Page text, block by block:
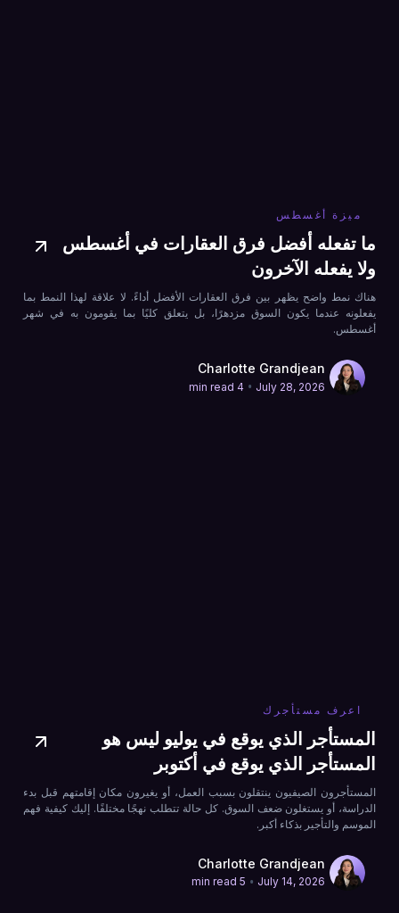
ميزة أغسطس
ما تفعله أفضل فرق العقارات في أغسطس
ولا يفعله الآخرون
هناك نمط واضح يظهر بين فرق العقارات الأفضل أداءً. لا علاقة لهذا النمط بما
يفعلونه عندما يكون السوق مزدهرًا، بل يتعلق كليًا بما يقومون به في شهر
أغسطس.
Charlotte Grandjean
July 28, 2026
•
4 min read
اعرف مستأجرك
المستأجر الذي يوقع في يوليو ليس هو
المستأجر الذي يوقع في أكتوبر
المستأجرون الصيفيون ينتقلون بسبب العمل، أو يغيرون مكان إقامتهم قبل بدء
الدراسة، أو يستغلون ضعف السوق. كل حالة تتطلب نهجًا مختلفًا. إليك كيفية فهم
الموسم والتأجير بذكاء أكبر.
Charlotte Grandjean
July 14, 2026
•
5 min read